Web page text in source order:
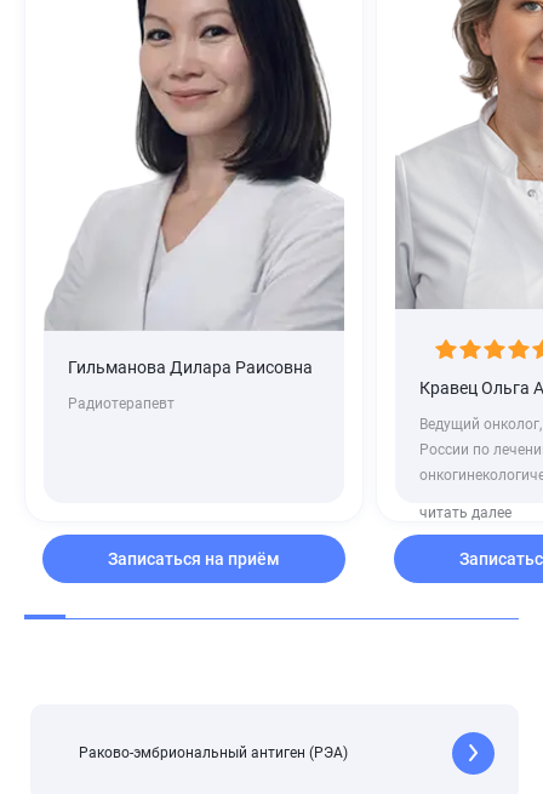
Гильманова Дилара Раисовна
Радиотерапевт
Записаться на приём
Кравец Ольга
Ведущий
России по
читать далее
Раково-эмбриональный антиген (РЭА)